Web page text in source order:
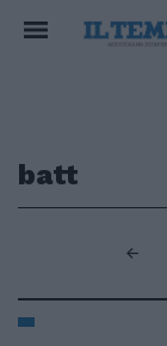
batt